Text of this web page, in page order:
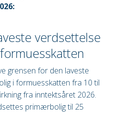
verdsettelse
grensen for den laveste
i formuesskatten fra 10 til
fra inntektsåret 2026.
primærbolig til 25